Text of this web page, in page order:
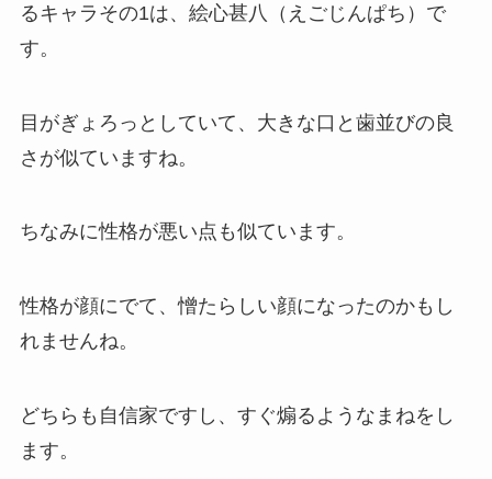
るキャラその1は、絵心甚八（えごじんぱち）で
す。
目がぎょろっとしていて、大きな口と歯並びの良
さが似ていますね。
ちなみに性格が悪い点も似ています。
性格が顔にでて、憎たらしい顔になったのかもし
れませんね。
どちらも自信家ですし、すぐ煽るようなまねをし
ます。